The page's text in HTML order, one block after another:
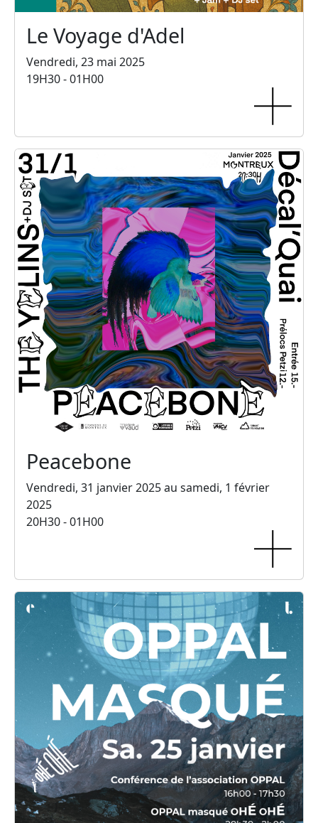
Le Voyage d'Adel
Vendredi, 23 mai 2025
19H30 - 01H00
Peacebone
Vendredi, 31 janvier 2025 au samedi, 1 février
2025
20H30 - 01H00